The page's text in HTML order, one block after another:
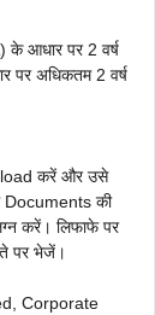
के आधार पर 2 वर्ष
पर अधिकतम 2 वर्ष
करें और उसे
Documents की
करें। लिफाफे पर
पर भेजें।
Corporate